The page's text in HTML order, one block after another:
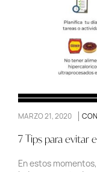
MARZO 21, 2020
7 Tips para evitar
En estos